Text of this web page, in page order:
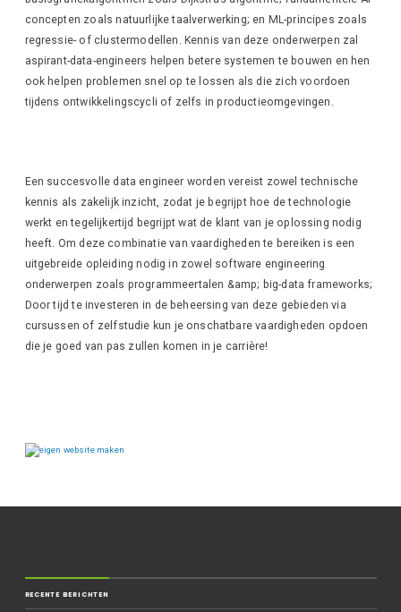
concepten zoals natuurlijke taalverwerking; en ML-principes zoals
regressie- of clustermodellen. Kennis van deze onderwerpen zal
aspirant-data-engineers helpen betere systemen te bouwen en hen
ook helpen problemen snel op te lossen als die zich voordoen
tijdens ontwikkelingscycli of zelfs in productieomgevingen.
Een succesvolle data engineer worden vereist zowel technische
kennis als zakelijk inzicht, zodat je begrijpt hoe de technologie
werkt en tegelijkertijd begrijpt wat de klant van je oplossing nodig
heeft. Om deze combinatie van vaardigheden te bereiken is een
uitgebreide opleiding nodig in zowel software engineering
onderwerpen zoals programmeertalen &amp; big-data frameworks;
Door tijd te investeren in de beheersing van deze gebieden via
cursussen of zelfstudie kun je onschatbare vaardigheden opdoen
die je goed van pas zullen komen in je carrière!
RECENTE BERICHTEN